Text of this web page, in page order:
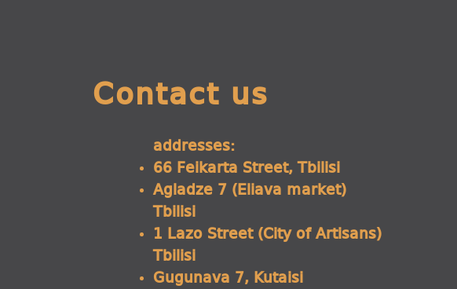
Contact us
addresses:
66 Feikarta Street, Tbilisi
Agladze 7 (Eliava market)
Tbilisi
1 Lazo Street (City of Artisans)
Tbilisi
Gugunava 7, Kutaisi